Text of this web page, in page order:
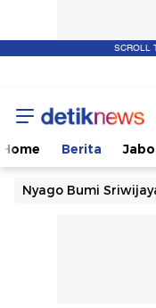
SCROLL
Home Berita
Nyago Bumi